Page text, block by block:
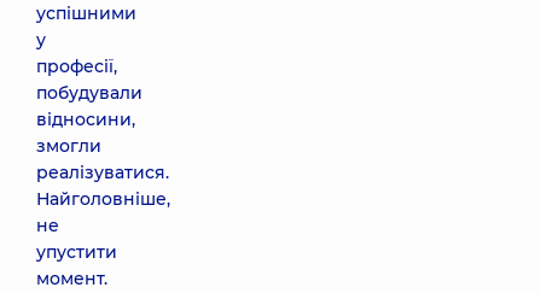
успішними
у
професії,
побудували
відносини,
змогли
реалізуватися.
Найголовніше,
не
упустити
момент.